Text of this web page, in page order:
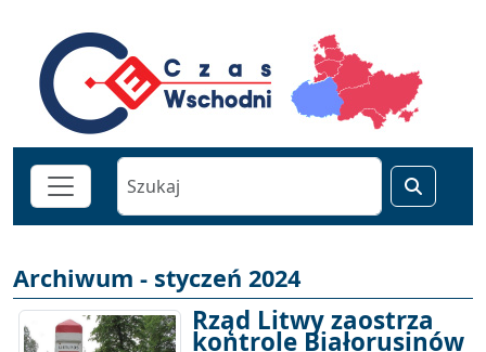
Archiwum - styczeń 2024
Rząd Litwy zaostrza
kontrole Białorusinów